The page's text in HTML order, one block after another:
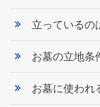
立っているの
お墓の立地条
お墓に使われ